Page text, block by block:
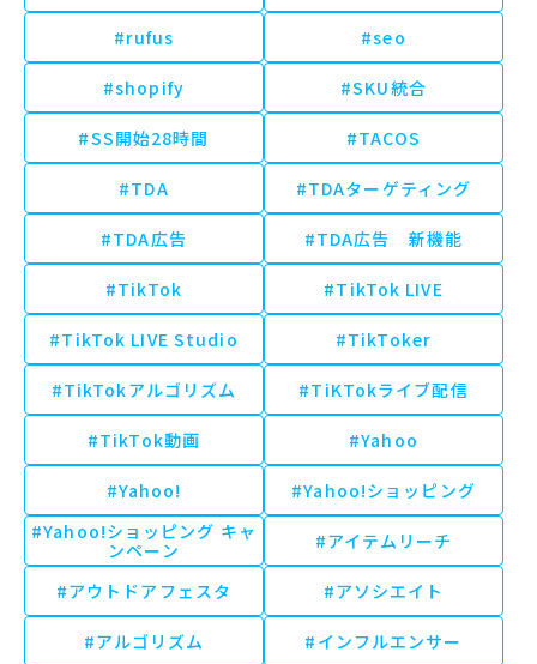
#rufus #seo
#shopify #SKU統合
#SS開始28時間 #TACOS
#TDA #TDAターゲティング
#TDA広告 #TDA広告 新機能
#TikTok #TikTok LIVE
#TikTok LIVE Studio #TikToker
#TikTokアルゴリズム #TiKTokライブ配信
#TikTok動画 #Yahoo
#Yahoo!
#Yahoo!ショッピング
#Yahoo!ショッピング キャ
ンペーン
#アイテムリーチ
#アウトドアフェスタ #アソシエイト
#アルゴリズム #インフルエンサー